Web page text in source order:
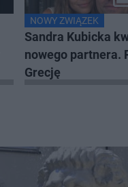
NOWY ZWIĄZEK
Sandra Kubicka
nowego partnera.
Grecję